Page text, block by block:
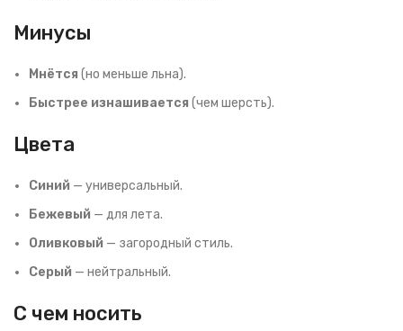
Минусы
Мнётся (но меньше льна).
Быстрее изнашивается (чем шерсть).
Цвета
Синий — универсальный.
Бежевый — для лета.
Оливковый — загородный стиль.
Серый — нейтральный.
С чем носить